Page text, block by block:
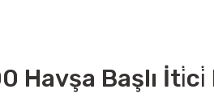
Havşa Başlı İti̇ci̇